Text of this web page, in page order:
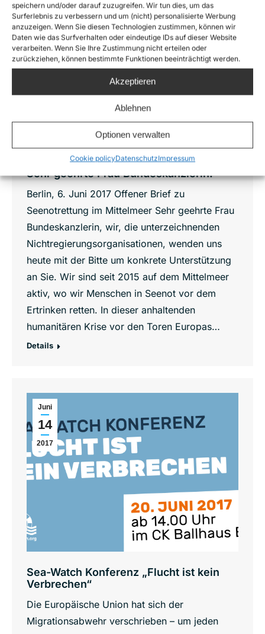
speichern und/oder darauf zuzugreifen. Wir tun dies, um das
Surferlebnis zu verbessern und um (nicht) personalisierte Werbung
anzuzeigen. Wenn Sie diesen Technologien zustimmen, können wir
Daten wie das Surfverhalten oder eindeutige IDs auf dieser Website
verarbeiten. Wenn Sie Ihre Zustimmung nicht erteilen oder
zurückziehen, können bestimmte Funktionen beeinträchtigt werden.
Akzeptieren
Ablehnen
Optionen verwalten
Cookie policyDatenschutzImpressum
Juni
7
2017
Sehr geehrte Frau Bundeskanzlerin!
Berlin, 6. Juni 2017 Offener Brief zu
Seenotrettung im Mittelmeer Sehr geehrte Frau
Bundeskanzlerin, wir, die unterzeichnenden
Nichtregierungsorganisationen, wenden uns
heute mit der Bitte um konkrete Unterstützung
an Sie. Wir sind seit 2015 auf dem Mittelmeer
aktiv, wo wir Menschen in Seenot vor dem
Ertrinken retten. In dieser anhaltenden
humanitären Krise vor den Toren Europas…
Details
Juni
14
2017
Sea-Watch Konferenz „Flucht ist kein
Verbrechen“
Die Europäische Union hat sich der
Migrationsabwehr verschrieben – um jeden